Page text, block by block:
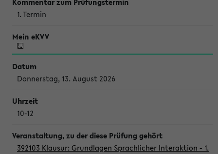
1. Termin
Donnerstag, 13. August 2026
10-12
392103 Klausur: Grundlagen Sprachlicher Interaktion - 1.